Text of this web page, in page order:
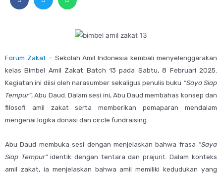
Forum Zakat– Sekolah Amil Indonesia kembali menyelenggarakan
kelas Bimbel Amil Zakat Batch 13 pada Sabtu, 8 Februari 2025.
Kegiatan ini diisi oleh narasumber sekaligus penulis buku “Saya Siap
Tempur”, Abu Daud. Dalam sesi ini, Abu Daud membahas konsep dan
filosofi amil zakat serta memberikan pemaparan mendalam
mengenai logika donasi dan circle fundraising.
Abu Daud membuka sesi dengan menjelaskan bahwa frasa “Saya
Siap Tempur”identik dengan tentara dan prajurit. Dalam konteks
amil zakat, ia menjelaskan bahwa amil memiliki kedudukan yang